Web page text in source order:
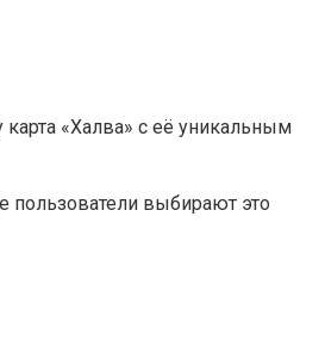
«Халва» с её уникальным
пользователи выбирают это